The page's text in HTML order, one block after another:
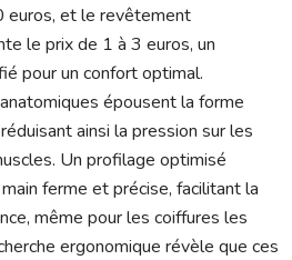
et le revêtement
le prix de 1 à 3 euros, un
pour un confort optimal.
épousent la forme
ainsi la pression sur les
Un profilage optimisé
ferme et précise, facilitant la
même pour les coiffures les
ergonomique révèle que ces